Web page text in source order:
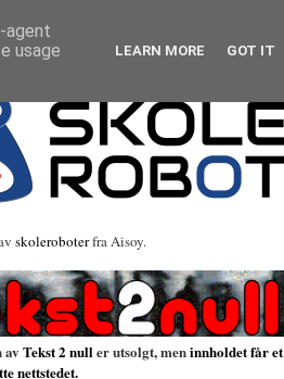
skoleroboterfra Aisoy.
av Tekst 2 null er utsolgt, meninnholdet får et
nettstedet.
agent
usage
LEARN MORE GOT IT